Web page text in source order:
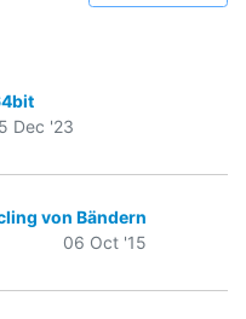
Dec '23
von Bändern
06 Oct '15